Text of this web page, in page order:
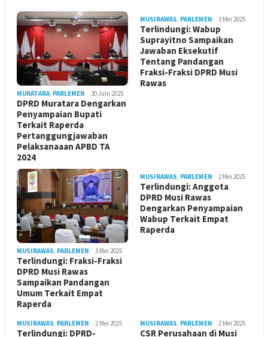
MURATARA, PARLEMEN 30 Juni 2025
DPRD Muratara Dengarkan
Penyampaian Bupati
Terkait Raperda
Pertanggungjawaban
Pelaksanaaan APBD TA
2024
MUSIRAWAS, PARLEMEN 3 Mei 2025
Terlindungi: Wabup
Suprayitno Sampaikan
Jawaban Eksekutif
Tentang Pandangan
Fraksi-Fraksi DPRD Musi
Rawas
MUSIRAWAS, PARLEMEN 3 Mei 2025
Terlindungi: Fraksi-Fraksi
DPRD Musi Rawas
Sampaikan Pandangan
Umum Terkait Empat
Raperda
MUSIRAWAS, PARLEMEN 2 Mei 2025
Terlindungi: Anggota
DPRD Musi Rawas
Dengarkan Penyampaian
Wabup Terkait Empat
Raperda
MUSIRAWAS, PARLEMEN 2 Mei 2025
Terlindungi: DPRD-
MUSIRAWAS, PARLEMEN 2 Mei 2025
CSR Perusahaan di Musi